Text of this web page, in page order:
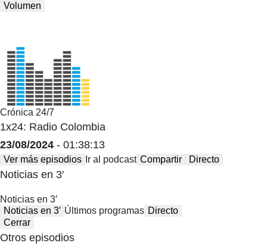
Volumen
Crónica 24/7
1x24: Radio Colombia
23/08/2024 - 01:38:13
Ver más episodios Ir al podcast Compartir Directo
Noticias en 3′
Noticias en 3′
Noticias en 3′ Últimos programas Directo
Cerrar
Otros episodios